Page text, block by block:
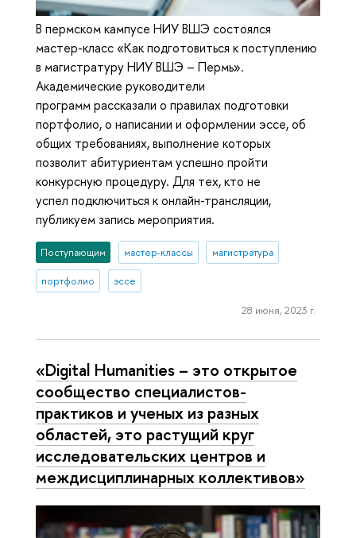
В пермском кампусе НИУ ВШЭ состоялся
мастер-класс «Как подготовиться к поступлению
в магистратуру НИУ ВШЭ – Пермь».
Академические руководители
программ рассказали о правилах подготовки
портфолио, о написании и оформлении эссе, об
общих требованиях, выполнение которых
позволит абитуриентам успешно пройти
конкурсную процедуру. Для тех, кто не
успел подключиться к онлайн-трансляции,
публикуем запись мероприятия.
Поступающим мастер-классы магистратура
портфолио эссе
28 июня, 2023 г.
«Digital Humanities – это открытое
сообщество специалистов-
практиков и ученых из разных
областей, это растущий круг
исследовательских центров и
междисциплинарных коллективов»